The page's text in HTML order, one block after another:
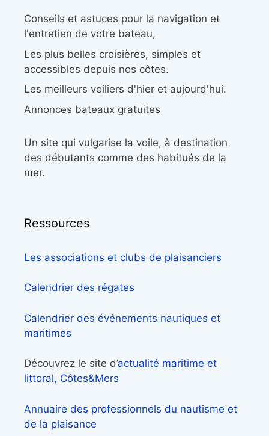
Conseils et astuces pour la navigation et
l'entretien de votre bateau,
Les plus belles croisières, simples et
accessibles depuis nos côtes.
Les meilleurs voiliers d'hier et aujourd'hui.
Annonces bateaux gratuites
Un site qui vulgarise la voile, à destination
des débutants comme des habitués de la
mer.
Ressources
Les associations et clubs de plaisanciers
Calendrier des régates
Calendrier des événements nautiques et
maritimes
Découvrez le site d’actualité maritime et
littoral, Côtes&Mers
Annuaire des professionnels du nautisme et
de la plaisance